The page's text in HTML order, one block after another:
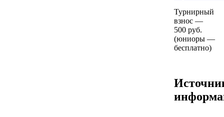
Турнирный
взнос —
500 руб.
(юниоры —
бесплатно)